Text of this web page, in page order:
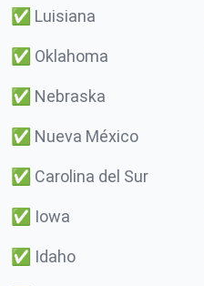
✅ Luisiana
✅ Oklahoma
✅ Nebraska
✅ Nueva México
✅ Carolina del Sur
✅ Iowa
✅ Idaho